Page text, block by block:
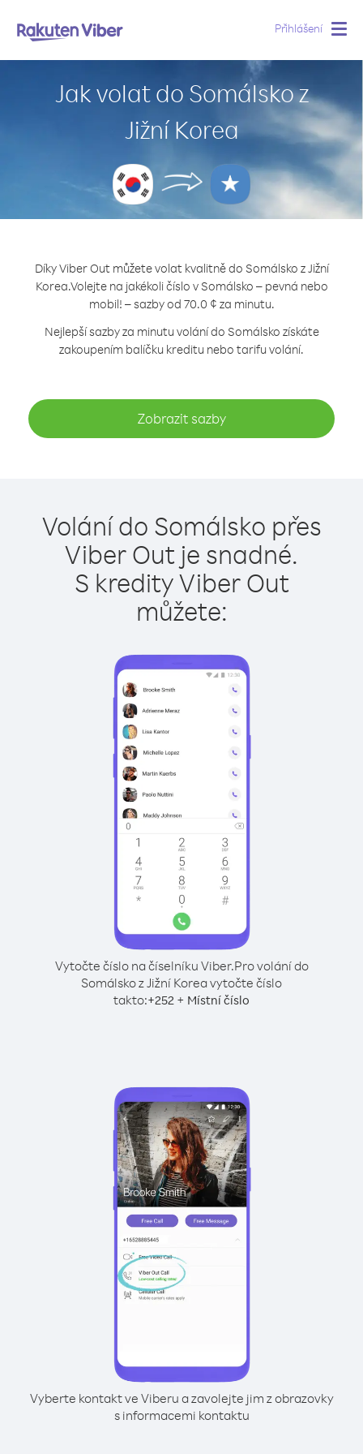
Přihlášení
Jak volat do Somálsko z
Jižní Korea
Díky Viber Out můžete volat kvalitně do Somálsko z Jižní
Korea.Volejte na jakékoli číslo v Somálsko – pevná nebo
mobil! – sazby od 70.0 ¢ za minutu.
Nejlepší sazby za minutu volání do Somálsko získáte
zakoupením balíčku kreditu nebo tarifu volání.
Zobrazit sazby
Volání do Somálsko přes
Viber Out je snadné.
S kredity Viber Out
můžete:
Vytočte číslo na číselníku Viber.Pro volání do
Somálsko z Jižní Korea vytočte číslo
takto:+252 + Místní číslo
Vyberte kontakt ve Viberu a zavolejte jim z obrazovky
s informacemi kontaktu